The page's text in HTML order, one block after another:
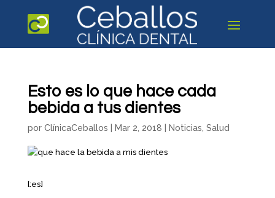
Esto es lo que hace cada
bebida a tus dientes
por ClínicaCeballos Mar 2, 2018 Noticias Salud
[:es]